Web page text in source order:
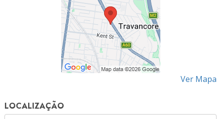
Ver Mapa
LOCALIZAÇÃO